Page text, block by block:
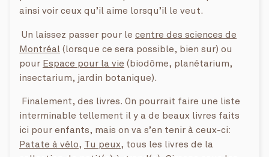
ainsi voir ceux qu’il aime lorsqu’il le veut.
Un laissez passer pour le centre des sciences de
Montréal (lorsque ce sera possible, bien sur) ou
pour Espace pour la vie (biodôme, planétarium,
insectarium, jardin botanique).
Finalement, des livres. On pourrait faire une liste
interminable tellement il y a de beaux livres faits
ici pour enfants, mais on va s’en tenir à ceux-ci:
Patate à vélo, Tu peux, tous les livres de la